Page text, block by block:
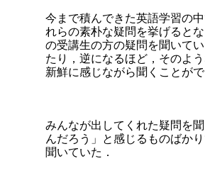
今まで積んできた英語学習の
れらの素朴な疑問を挙げると
の受講生の方の疑問を聞いて
たり，逆になるほど，そのよ
新鮮に感じながら聞くことがで
みんなが出してくれた疑問を
んだろう」と感じるものばか
聞いていた．